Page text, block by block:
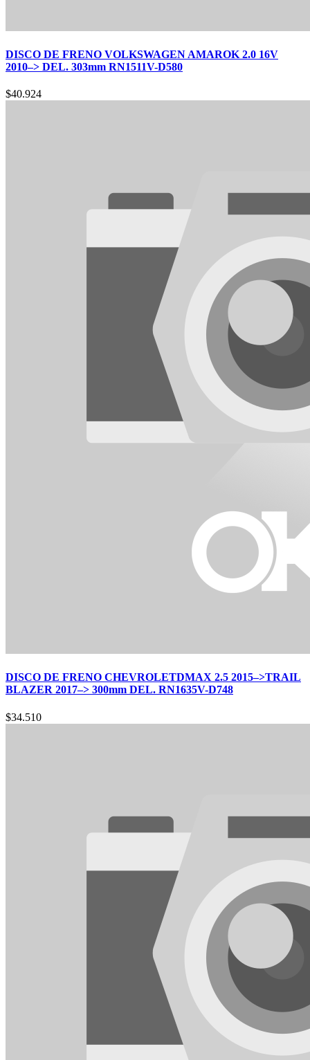
DISCO DE FRENO VOLKSWAGEN AMAROK 2.0 16V
2010–> DEL. 303mm RN1511V-D580
$40.924
DISCO DE FRENO CHEVROLETDMAX 2.5 2015–>TRAIL
BLAZER 2017–> 300mm DEL. RN1635V-D748
$34.510